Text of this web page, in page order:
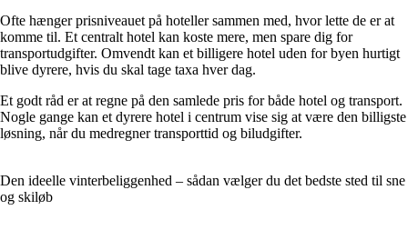
Ofte hænger prisniveauet på hoteller sammen med, hvor lette de er at
komme til. Et centralt hotel kan koste mere, men spare dig for
transportudgifter. Omvendt kan et billigere hotel uden for byen hurtigt
blive dyrere, hvis du skal tage taxa hver dag.
Et godt råd er at regne på den samlede pris for både hotel og transport.
Nogle gange kan et dyrere hotel i centrum vise sig at være den billigste
løsning, når du medregner transporttid og biludgifter.
Den ideelle vinterbeliggenhed – sådan vælger du det bedste sted til sne
og skiløb